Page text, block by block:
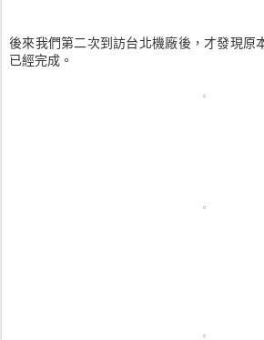
後來我們第二次到訪台北機廠後，才發現原
已經完成。